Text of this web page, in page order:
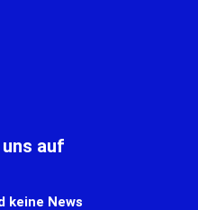
auf
keine News